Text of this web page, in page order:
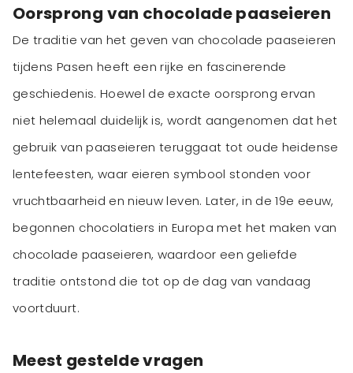
Oorsprong van chocolade paaseieren
De traditie van het geven van chocolade paaseieren
tijdens Pasen heeft een rijke en fascinerende
geschiedenis. Hoewel de exacte oorsprong ervan
niet helemaal duidelijk is, wordt aangenomen dat het
gebruik van paaseieren teruggaat tot oude heidense
lentefeesten, waar eieren symbool stonden voor
vruchtbaarheid en nieuw leven. Later, in de 19e eeuw,
begonnen chocolatiers in Europa met het maken van
chocolade paaseieren, waardoor een geliefde
traditie ontstond die tot op de dag van vandaag
voortduurt.
Meest gestelde vragen